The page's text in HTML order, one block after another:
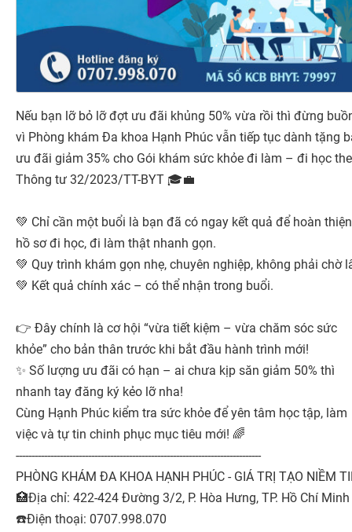
Nếu bạn lỡ bỏ lỡ đợt ưu đãi khủng 50% vừa rồi thì đừng
vì Phòng khám Đa khoa Hạnh Phúc vẫn tiếp tục dành tặng
ưu đãi giảm 35% cho Gói khám sức khỏe đi làm – đi học
Thông tư 32/2023/TT-BYT 🎓💼
💚 Chỉ cần một buổi là bạn đã có ngay kết quả để hoàn thiện
hồ sơ đi học, đi làm thật nhanh gọn.
💚 Quy trình khám gọn nhẹ, chuyên nghiệp, không phải chờ
💚 Kết quả chính xác – có thể nhận trong buổi.
👉 Đây chính là cơ hội “vừa tiết kiệm – vừa chăm sóc sức
khỏe” cho bản thân trước khi bắt đầu hành trình mới!
✨ Số lượng ưu đãi có hạn – ai chưa kịp săn giảm 50% thì
nhanh tay đăng ký kẻo lỡ nha!
Cùng Hạnh Phúc kiểm tra sức khỏe để yên tâm học tập, làm
việc và tự tin chinh phục mục tiêu mới! 🌈
------------------------------------------------------------------------------
PHÒNG KHÁM ĐA KHOA HẠNH PHÚC - GIÁ TRỊ TẠO NIỀM
🏥Địa chỉ: 422-424 Đường 3/2, P. Hòa Hưng, TP. Hồ Chí Minh
☎️Điện thoại: 0707.998.070